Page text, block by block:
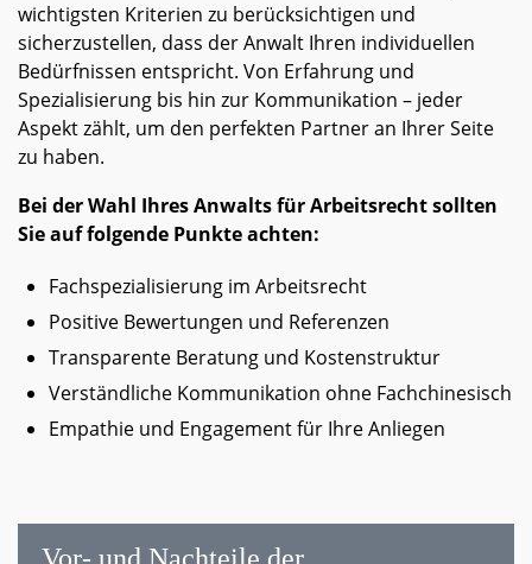
wichtigsten Kriterien zu berücksichtigen und
sicherzustellen, dass der Anwalt Ihren individuellen
Bedürfnissen entspricht. Von Erfahrung und
Spezialisierung bis hin zur Kommunikation – jeder
Aspekt zählt, um den perfekten Partner an Ihrer Seite
zu haben.
Bei der Wahl Ihres Anwalts für Arbeitsrecht sollten
Sie auf folgende Punkte achten:
Fachspezialisierung im Arbeitsrecht
Positive Bewertungen und Referenzen
Transparente Beratung und Kostenstruktur
Verständliche Kommunikation ohne Fachchinesisch
Empathie und Engagement für Ihre Anliegen